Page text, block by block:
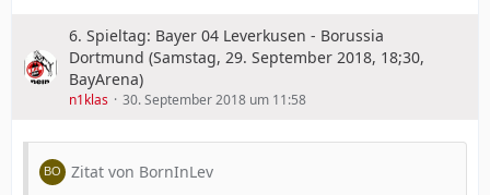
6. Spieltag: Bayer 04 Leverkusen - Borussia
Dortmund (Samstag, 29. September 2018, 18;30,
BayArena)
n1klas 30. September 2018 um 11:58
Zitat von BornInLev